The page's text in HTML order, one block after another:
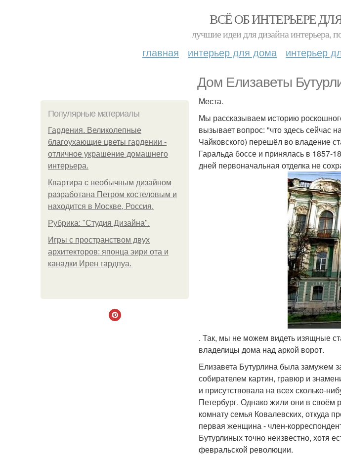
ВСЁ ОБ ИНТЕРЬЕРЕ
лучшие идеи для дизайна интерьера,
главная интерьер для дома интерьер
Дом Елизаветы
Популярные материалы
Гардения. Великолепные
благоухающие цветы гардении -
отличное украшение домашнего
интерьера.
Квартира с необычным дизайном
разработана Петром костеловым и
находится в Москве, Россия.
Рубрика: "Студия Дизайна".
Игры с пространством двух
архитекторов: японца эири ота и
канадки Ирен гардпуа.
Места.
Мы рассказываем историю
вызывает вопрос: "что здесь сейчас
Чайковского) перешёл во владение
Гаральда боссе и принялась в 1857-
дней первоначальная отделка не
. Так, мы не можем видеть изящные
владелицы дома над аркой ворот.
Елизавета Бутурлина была замужем
собирателем картин, гравюр и
и присутствовала на всех сколько-
Петербург. Однако жили они в своём
комнату семья Ковалевских, откуда
первая женщина - член-
Бутурлиных точно неизвестно, хотя
февральской революции.